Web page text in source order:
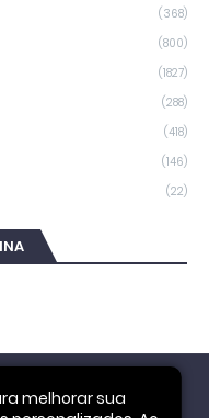
(368)
(800)
(1827)
(288)
(418)
(146)
(22)
melhorar sua